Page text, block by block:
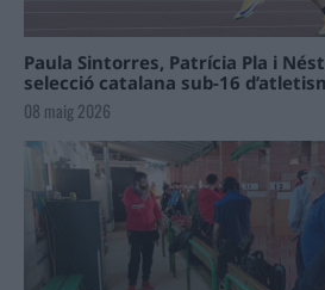
Paula Sintorres, Patrícia Pla i
selecció catalana sub-16
08 maig 2026